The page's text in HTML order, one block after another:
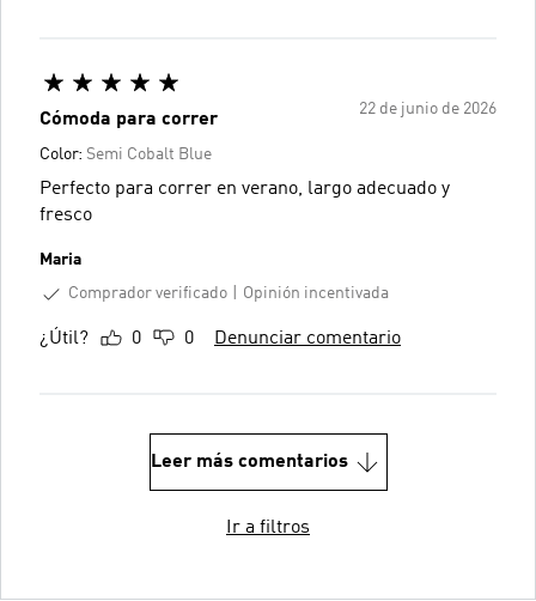
22 de junio de 2026
Cómoda para correr
Color: Semi Cobalt Blue
Perfecto para correr en verano, largo adecuado y
fresco
Maria
Comprador verificado
Opinión incentivada
¿Útil? 0 0 Denunciar comentario
Leer más comentarios
Ir a filtros